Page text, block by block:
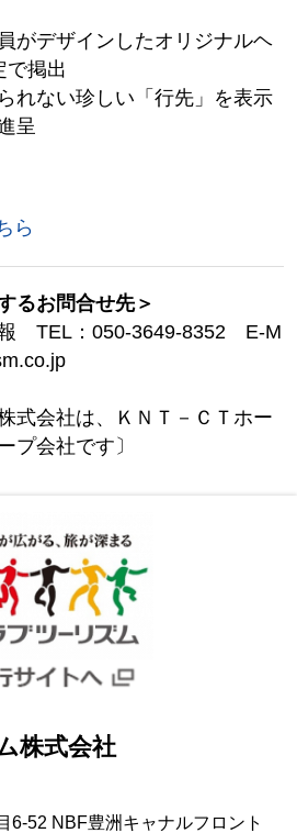
がデザインしたオリジナルヘ
で掲出
れない珍しい「行先」を表示
呈
ら
るお問合せ先＞
報 TEL：050-3649-8352 E-M
式会社は、ＫＮＴ－ＣＴホー
プ会社です〕
株式会社
6-52 NBF豊洲キャナルフロント